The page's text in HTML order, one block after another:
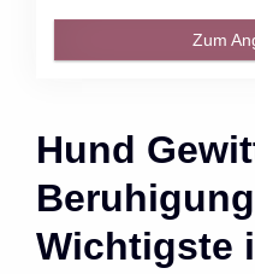
Zum
Hund
Wichtigste